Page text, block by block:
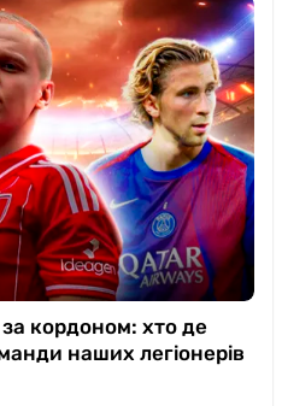
за кордоном: хто де
наших легіонерів